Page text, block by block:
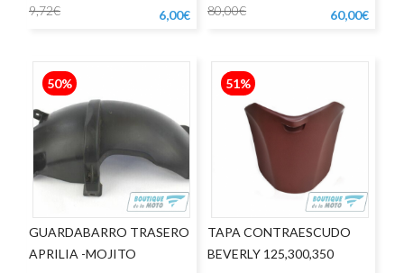
9,72€ 6,00€ 80,00€ 60,00€
50%
GUARDABARRO TRASERO
APRILIA -MOJITO
51%
TAPA CONTRAESCUDO
BEVERLY 125,300,350